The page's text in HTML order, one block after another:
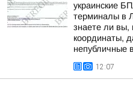
украинские
терминалы в
знаете ли вы,
координаты,
непубличные
12:07